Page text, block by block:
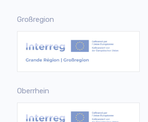
Großregion
Oberrhein